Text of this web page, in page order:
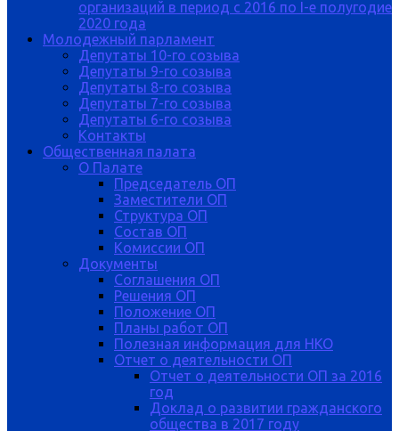
организаций в период с 2016 по I-е полугодие
2020 года
Молодежный парламент
Депутаты 10-го созыва
Депутаты 9-го созыва
Депутаты 8-го созыва
Депутаты 7-го созыва
Депутаты 6-го созыва
Контакты
Общественная палата
О Палате
Председатель ОП
Заместители ОП
Структура ОП
Состав ОП
Комиссии ОП
Документы
Соглашения ОП
Решения ОП
Положение ОП
Планы работ ОП
Полезная информация для НКО
Отчет о деятельности ОП
Отчет о деятельности ОП за 2016
год
Доклад о развитии гражданского
общества в 2017 году